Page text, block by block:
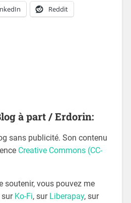
Reddit
à part / Erdorin:
sans publicité. Son contenu
Creative Commons (CC-
soutenir, vous pouvez me
sur Ko-Fi, sur Liberapay, sur